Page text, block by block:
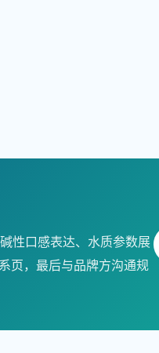
性口感表达、水质参数展
页，最后与品牌方沟通规